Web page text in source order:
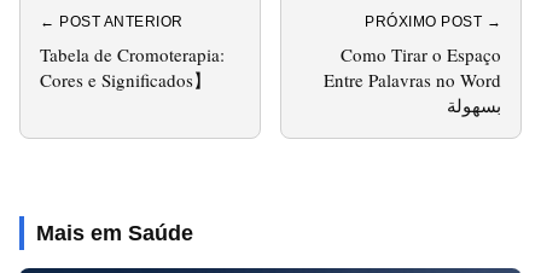
← POST ANTERIOR
Tabela de Cromoterapia:
Cores e Significados】
PRÓXIMO POST →
Como Tirar o Espaço
Entre Palavras no Word
بسهولة
Mais em Saúde